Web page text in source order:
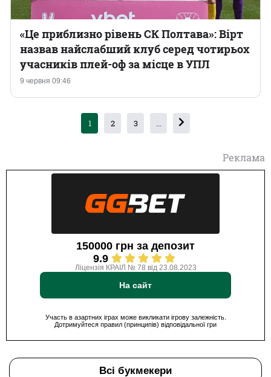
9 червня 09:46
«Це приблизно рівень СК Полтава»: Вірт
назвав найслабший клуб серед чотирьох
учасників плей-оф за місце в УПЛ
1 2 3 ...
Реклама
150000 грн за депозит
9.9
Ліцензія КРАІЛ № 78 від 23.08.2023
На сайт
Участь в азартних іграх може викликати ігрову залежність.
Дотримуйтеся правил (принципів) відповідальної гри
Всі букмекери